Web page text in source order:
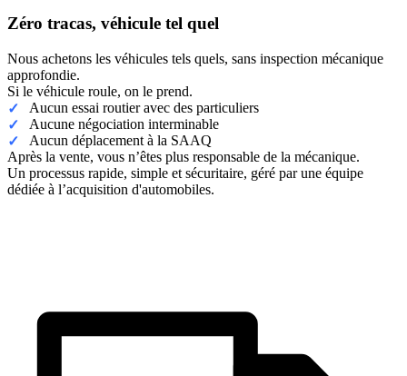
Zéro tracas, véhicule tel quel
Nous achetons les véhicules tels quels, sans inspection mécanique
approfondie.
Si le véhicule roule, on le prend.
Aucun essai routier avec des particuliers
Aucune négociation interminable
Aucun déplacement à la SAAQ
Après la vente, vous n’êtes plus responsable de la mécanique.
Un processus rapide, simple et sécuritaire, géré par une équipe
dédiée à l’acquisition d'automobiles.